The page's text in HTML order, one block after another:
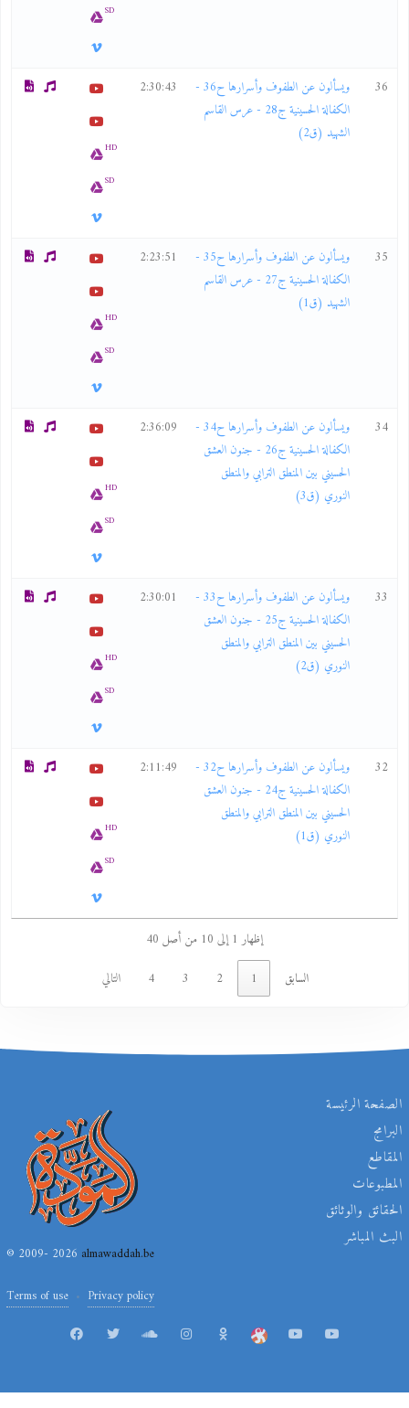
SD
36
ويسألون عن الطفوف وأسرارها ح36 -
الكفالة الحسينية ج28 - عرس القاسم
الشهيد (ق2)
2:30:43
HD
SD
35
ويسألون عن الطفوف وأسرارها ح35 -
الكفالة الحسينية ج27 - عرس القاسم
الشهيد (ق1)
2:23:51
HD
SD
34
ويسألون عن الطفوف وأسرارها ح34 -
الكفالة الحسينية ج26 - جنون العشق
الحسيني بين المنطق الترابي والمنطق
النوري (ق3)
2:36:09
HD
SD
33
ويسألون عن الطفوف وأسرارها ح33 -
الكفالة الحسينية ج25 - جنون العشق
الحسيني بين المنطق الترابي والمنطق
النوري (ق2)
2:30:01
HD
SD
32
ويسألون عن الطفوف وأسرارها ح32 -
الكفالة الحسينية ج24 - جنون العشق
الحسيني بين المنطق الترابي والمنطق
النوري (ق1)
2:11:49
HD
SD
إظهار 1 إلى 10 من أصل 40
السابق
التالي
الصفحة الرئيسة
البرامج
المقاطع
المطبوعات
الحقائق والوثائق
البث المباشر
© 2009- 2026almawaddah.be
Terms of use Privacy policy